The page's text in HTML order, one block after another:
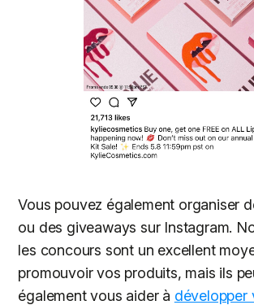
Vous pouvez également organiser
ou des giveaways sur Instagram.
les concours sont un excellent
promouvoir vos produits, mais ils
également vous aider à développer